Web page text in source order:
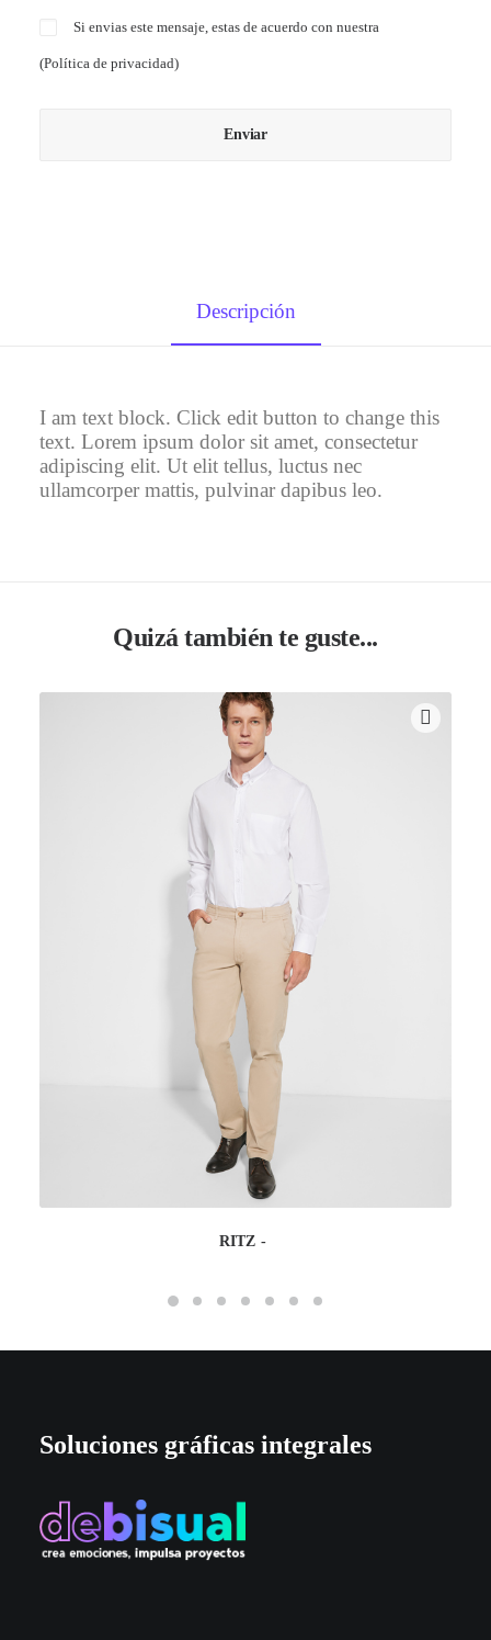
Si envias este mensaje, estas de acuerdo con nuestra
(Política de privacidad)
Descripción
I am text block. Click edit button to change this
text. Lorem ipsum dolor sit amet, consectetur
adipiscing elit. Ut elit tellus, luctus nec
ullamcorper mattis, pulvinar dapibus leo.
Quizá también te guste...
RITZ
Soluciones gráficas integrales